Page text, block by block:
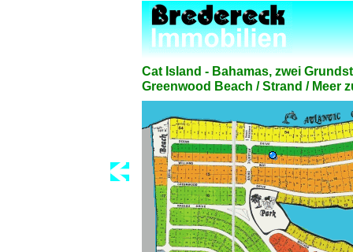
Cat Island - Bahamas, zwei
Greenwood Beach / Strand / Meer